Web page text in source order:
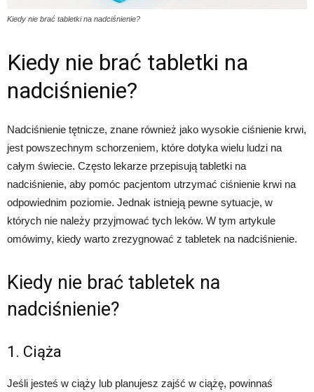
Kiedy nie brać tabletki na nadciśnienie?
Kiedy nie brać tabletki na
nadciśnienie?
Nadciśnienie tętnicze, znane również jako wysokie ciśnienie krwi,
jest powszechnym schorzeniem, które dotyka wielu ludzi na
całym świecie. Często lekarze przepisują tabletki na
nadciśnienie, aby pomóc pacjentom utrzymać ciśnienie krwi na
odpowiednim poziomie. Jednak istnieją pewne sytuacje, w
których nie należy przyjmować tych leków. W tym artykule
omówimy, kiedy warto zrezygnować z tabletek na nadciśnienie.
Kiedy nie brać tabletek na
nadciśnienie?
1. Ciąża
Jeśli jesteś w ciąży lub planujesz zajść w ciążę, powinnaś